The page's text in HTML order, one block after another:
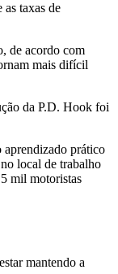
taxas de
de acordo com
mais difícil
da P.D. Hook foi
aprendizado prático
local de trabalho
mil motoristas
mantendo a